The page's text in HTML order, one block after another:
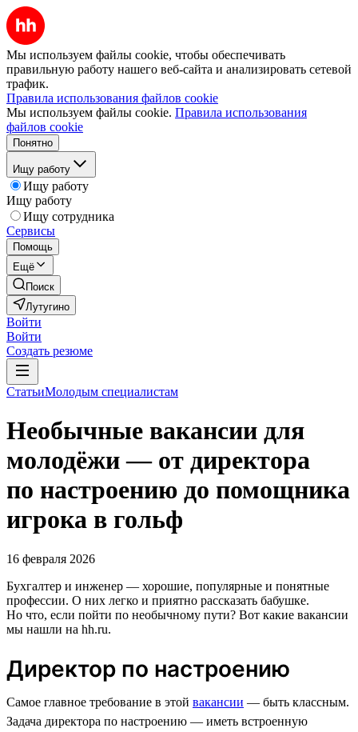
Мы используем файлы cookie, чтобы обеспечивать
правильную работу нашего веб-сайта и анализировать сетевой
трафик.
Правила использования файлов cookie
Мы используем файлы cookie. Правила использования
файлов cookie
Понятно
Ищу работу
Ищу работу
Ищу работу
Ищу сотрудника
Сервисы
Помощь
Ещё
Поиск
Лутугино
Войти
Войти
Создать резюме
СтатьиМолодым специалистам
Необычные вакансии для
молодёжи — от директора
по настроению до помощника
игрока в гольф
16 февраля 2026
Бухгалтер и инженер — хорошие, популярные и понятные
профессии. О них легко и приятно рассказать бабушке.
Но что, если пойти по необычному пути? Вот какие вакансии
мы нашли на hh.ru.
Директор по настроению
Самое главное требование в этой вакансии — быть классным.
Задача директора по настроению — иметь встроенную